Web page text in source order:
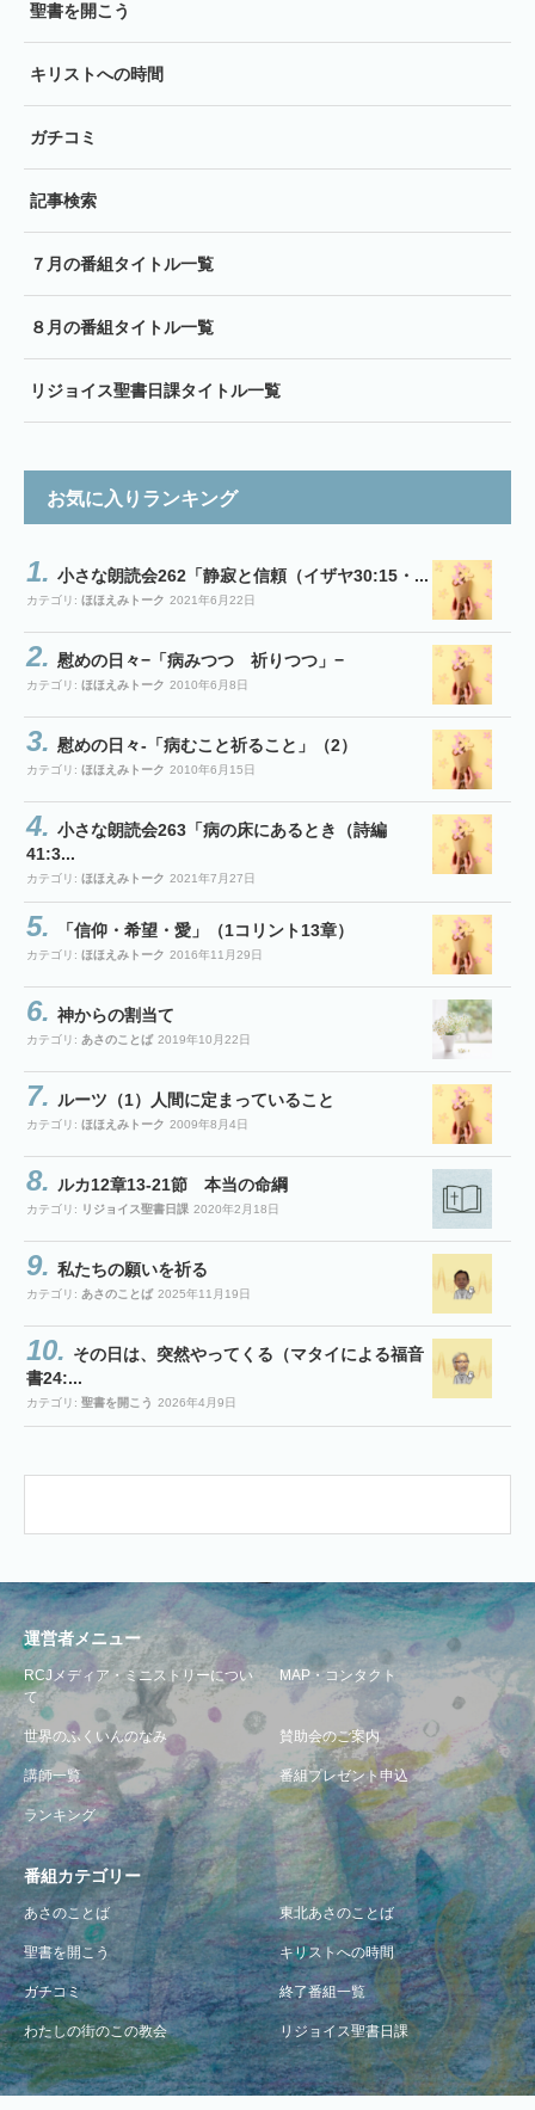
聖書を開こう
キリストへの時間
ガチコミ
記事検索
７月の番組タイトル一覧
８月の番組タイトル一覧
リジョイス聖書日課タイトル一覧
お気に入りランキング
小さな朗読会262「静寂と信頼（イザヤ30:15・...
カテゴリ: ほほえみトーク 2021年6月22日
慰めの日々−「病みつつ 祈りつつ」−
カテゴリ: ほほえみトーク 2010年6月8日
慰めの日々-「病むこと祈ること」（2）
カテゴリ: ほほえみトーク 2010年6月15日
小さな朗読会263「病の床にあるとき（詩編
41:3...
カテゴリ: ほほえみトーク 2021年7月27日
「信仰・希望・愛」（1コリント13章）
カテゴリ: ほほえみトーク 2016年11月29日
神からの割当て
カテゴリ: あさのことば 2019年10月22日
ルーツ（1）人間に定まっていること
カテゴリ: ほほえみトーク 2009年8月4日
ルカ12章13-21節 本当の命綱
カテゴリ: リジョイス聖書日課 2020年2月18日
私たちの願いを祈る
カテゴリ: あさのことば 2025年11月19日
その日は、突然やってくる（マタイによる福音
書24:...
カテゴリ: 聖書を開こう 2026年4月9日
運営者メニュー
RCJメディア・ミニストリーについ
て
MAP・コンタクト
世界のふくいんのなみ 賛助会のご案内
講師一覧 番組プレゼント申込
ランキング
番組カテゴリー
あさのことば 東北あさのことば
聖書を開こう キリストへの時間
ガチコミ 終了番組一覧
わたしの街のこの教会 リジョイス聖書日課